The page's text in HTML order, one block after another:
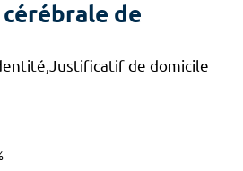
de
de domicile